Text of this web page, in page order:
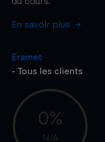
En savoir plus
Eramet
- Tous les clients
0%
N/A